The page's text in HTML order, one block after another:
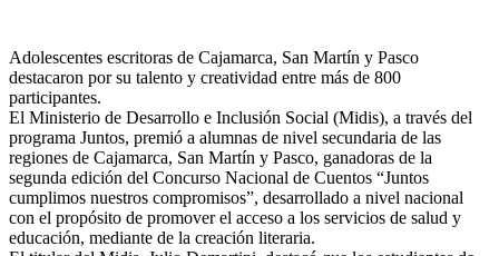
Adolescentes escritoras de Cajamarca, San Martín y Pasco
destacaron por su talento y creatividad entre más de 800
participantes.
El Ministerio de Desarrollo e Inclusión Social (Midis), a través del
programa Juntos, premió a alumnas de nivel secundaria de las
regiones de Cajamarca, San Martín y Pasco, ganadoras de la
segunda edición del Concurso Nacional de Cuentos “Juntos
cumplimos nuestros compromisos”, desarrollado a nivel nacional
con el propósito de promover el acceso a los servicios de salud y
educación, mediante de la creación literaria.